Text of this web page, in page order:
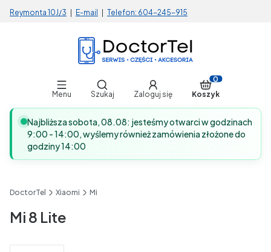
Reymonta 10J/3 E-mail Telefon: 604-245-915
Menu
Otwórz wyszukiwarkę
Szukaj Zaloguj się
Produkty w
Koszyk
Najbliższa sobota, 08.08: jesteśmy otwarci w godzinach
9:00 - 14:00, wyślemy również zamówienia złożone do
godziny 14:00
DoctorTel Xiaomi Mi
Mi 8 Lite